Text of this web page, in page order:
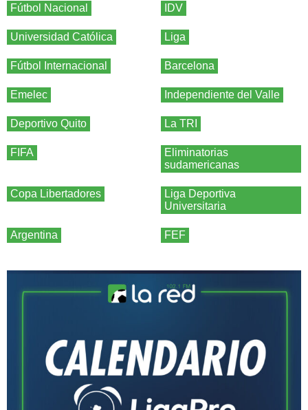
Fútbol Nacional IDV
Universidad Católica Liga
Fútbol Internacional Barcelona
Emelec Independiente del Valle
Deportivo Quito La TRI
FIFA
Eliminatorias
sudamericanas
Copa Libertadores
Liga Deportiva
Universitaria
Argentina FEF